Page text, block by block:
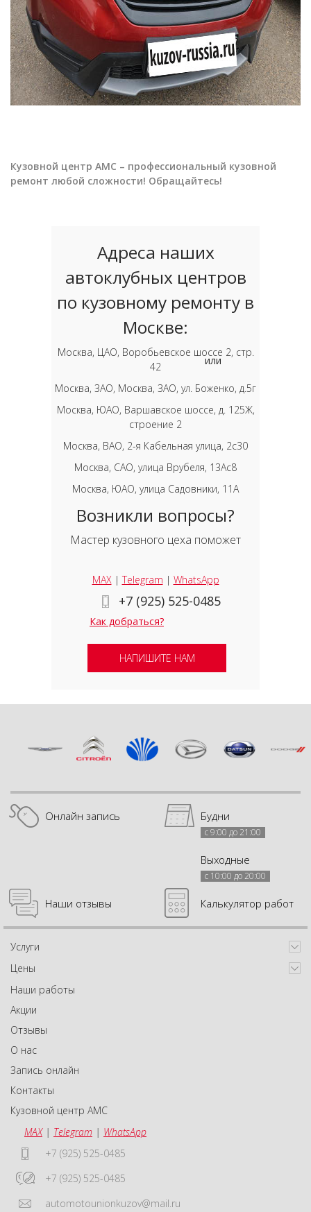
Кузовной центр АМС – профессиональный кузовной
ремонт любой сложности! Обращайтесь!
Адреса наших
автоклубных центров
по кузовному ремонту в
Москве:
Москва, ЦАО, Воробьевское шоссе 2, стр.
42
Москва, ЗАО, Москва, ЗАО, ул. Боженко, д.5г
Москва, ЮАО, Варшавское шоссе, д. 125Ж,
строение 2
Москва, ВАО, 2-я Кабельная улица, 2с30
Москва, САО, улица Врубеля, 13Ас8
Москва, ЮАО, улица Садовники, 11А
Возникли вопросы?
Мастер кузовного цеха поможет
MAX|Telegram | WhatsApp
+7 (925) 525-0485
Как добраться?
или
НАПИШИТЕ НАМ
Онлайн запись Будни
с 9:00 до 21:00
Выходные
с 10:00 до 20:00
Наши отзывы Калькулятор работ
Услуги
Цены
Наши работы
Акции
Отзывы
О нас
Запись онлайн
Контакты
Кузовной центр АМС
MAX| Telegram | WhatsApp
+7 (925) 525-0485
+7 (925) 525-0485
automotounionkuzov@mail.ru